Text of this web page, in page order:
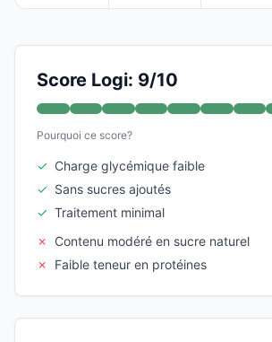
Score Logi: 9/10
Pourquoi ce score?
✓ Charge glycémique faible
✓ Sans sucres ajoutés
✓ Traitement minimal
✗
Contenu modéré en sucre naturel
✗
Faible teneur en protéines